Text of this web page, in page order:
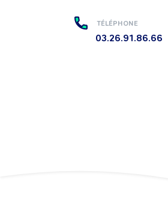
TÉLÉPHONE
03.26.91.86.66